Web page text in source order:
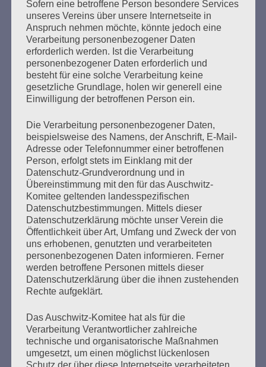
gegen den Gutachter Stefan Hördler abgewiesen wird. Es
gebe keine Gründe Misstrauen in die Unparteilichkeit des
Sachverständigeren zu haben. So widerspreche Hördler
nicht der Aussage von Bruno D., wonach sich dieser
nicht freiwillig zum Wachdienst im KZ Stutthof gemeldet
habe. Das Gutachten…
mehr ...
Seitennummerierung
der
Beiträge
Zurück 26
Bitte, bitte schweigt nicht, wenn ihr Unrecht seht.
Seid solidarisch! Helft einander! Achtet auf die
Schwächsten!
Bleibt mutig! Ich vertraue auf die Jugend, ich
Nie wieder Faschismus – nie wieder Krieg!
Esther Bejarano - 3. Mai 2021
Sofern eine betroffene Person besondere Services
unseres Vereins über unsere Internetseite in
Anspruch nehmen möchte, könnte jedoch eine
Verarbeitung personenbezogener Daten
erforderlich werden. Ist die Verarbeitung
personenbezogener Daten erforderlich und
besteht für eine solche Verarbeitung keine
gesetzliche Grundlage, holen wir generell eine
Einwilligung der betroffenen Person ein.
Die Verarbeitung personenbezogener Daten,
beispielsweise des Namens, der Anschrift, E-Mail-
Adresse oder Telefonnummer einer betroffenen
Person, erfolgt stets im Einklang mit der
Datenschutz-Grundverordnung und in
Übereinstimmung mit den für das Auschwitz-
Komitee geltenden landesspezifischen
Datenschutzbestimmungen. Mittels dieser
Datenschutzerklärung möchte unser Verein die
Öffentlichkeit über Art, Umfang und Zweck der von
uns erhobenen, genutzten und verarbeiteten
personenbezogenen Daten informieren. Ferner
werden betroffene Personen mittels dieser
Datenschutzerklärung über die ihnen zustehenden
Rechte aufgeklärt.
Das Auschwitz-Komitee hat als für die
Verarbeitung Verantwortlicher zahlreiche
technische und organisatorische Maßnahmen
umgesetzt, um einen möglichst lückenlosen
Schutz der über diese Internetseite verarbeiteten